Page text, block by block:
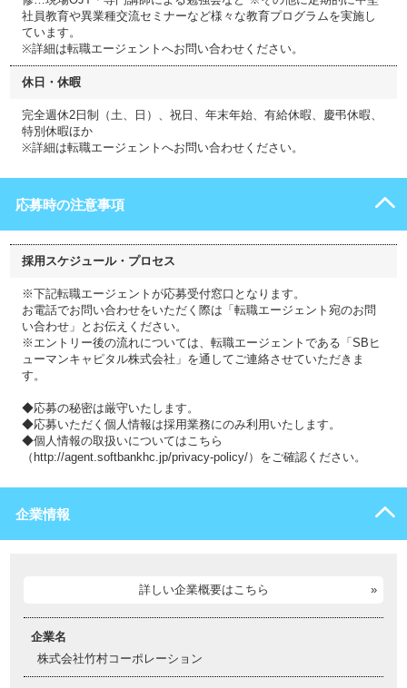
社員教育や異業種交流セミナーなど様々な教育プログラムを実施し
ています。
※詳細は転職エージェントへお問い合わせください。
休日・休暇
完全週休2日制（土、日）、祝日、年末年始、有給休暇、慶弔休暇、
特別休暇ほか
※詳細は転職エージェントへお問い合わせください。
応募時の注意事項
採用スケジュール・プロセス
※下記転職エージェントが応募受付窓口となります。
お電話でお問い合わせをいただく際は「転職エージェント宛のお問
い合わせ」とお伝えください。
※エントリー後の流れについては、転職エージェントである「SBヒ
ューマンキャピタル株式会社」を通してご連絡させていただきま
す。
◆応募の秘密は厳守いたします。
◆応募いただく個人情報は採用業務にのみ利用いたします。
◆個人情報の取扱いについてはこちら
（http://agent.softbankhc.jp/privacy-policy/）をご確認ください。
企業情報
詳しい企業概要はこちら
企業名
株式会社竹村コーポレーション